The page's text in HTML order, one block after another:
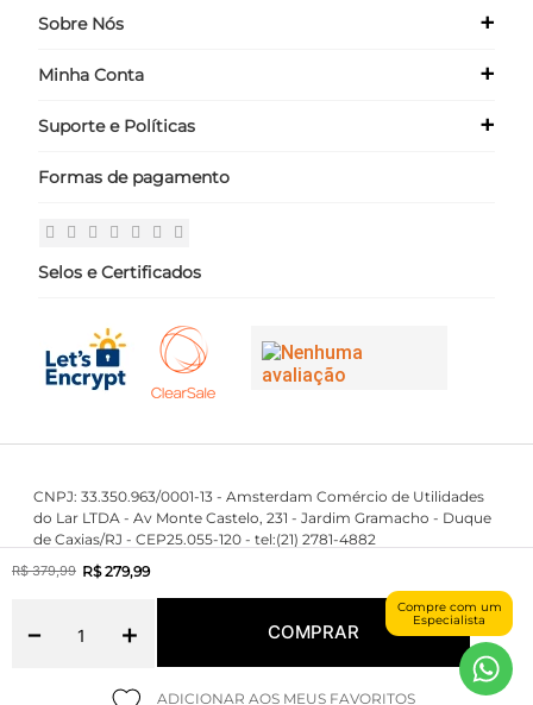
Compre com um
Especialista
R$ 379,99 R$ 279,99
＋
－ COMPRAR
Sobre Nós +
Quem Somos
Minha Conta +
Meus Dados
Suporte e Políticas +
Políticas
Fale Conosco
Formas de pagamento
Selos e Certificados
CNPJ: 33.350.963/0001-13 - Amsterdam Comércio de Utilidades
do Lar LTDA - Av Monte Castelo, 231 - Jardim Gramacho - Duque
de Caxias/RJ - CEP25.055-120 - tel:(21) 2781-4882
First Class © 2016 - 2023 - Todos os direitos reservados.
Maintained by
Powered by